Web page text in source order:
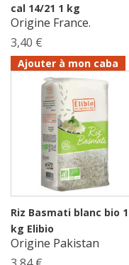
cal 14/21 1 kg
Origine France.
3,40 €
Ajouter à mon caba
Riz Basmati blanc bio 1
kg Elibio
Origine Pakistan